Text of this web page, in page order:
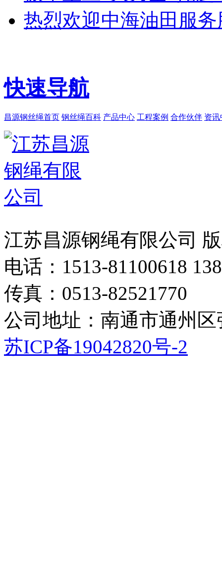
热烈欢迎中海油田服
快速导航
昌源钢丝绳首页 钢丝绳百科 产品中心 工程案例 合作伙伴 资讯
江苏昌源钢绳有限公司
电话：1513-81100618
传真：0513-82521770
公司地址：南通市通州
苏ICP备19042820号-2